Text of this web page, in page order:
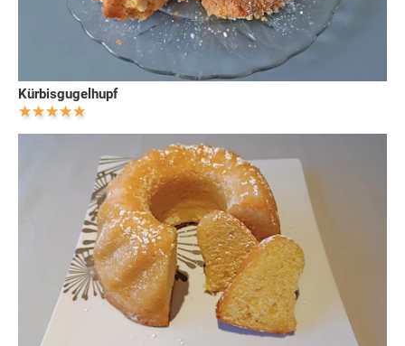
Kürbisgugelhupf